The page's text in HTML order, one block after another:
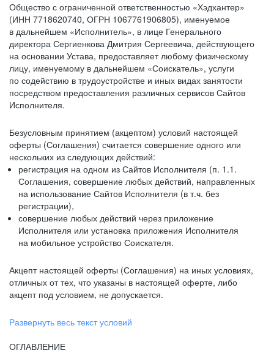
Общество с ограниченной ответственностью «Хэдхантер»
(ИНН 7718620740, ОГРН 1067761906805), именуемое
в дальнейшем «Исполнитель», в лице Генерального
директора Сергиенкова Дмитрия Сергеевича, действующего
на основании Устава, предоставляет любому физическому
лицу, именуемому в дальнейшем «Соискатель», услуги
по содействию в трудоустройстве и иных видах занятости
посредством предоставления различных сервисов Сайтов
Исполнителя.
Безусловным принятием (акцептом) условий настоящей
оферты (Соглашения) считается совершение одного или
нескольких из следующих действий:
регистрация на одном из Сайтов Исполнителя (п. 1.1.
Соглашения, совершение любых действий, направленных
на использование Сайтов Исполнителя (в т.ч. без
регистрации),
совершение любых действий через приложение
Исполнителя или установка приложения Исполнителя
на мобильное устройство Соискателя.
Акцепт настоящей оферты (Соглашения) на иных условиях,
отличных от тех, что указаны в настоящей оферте, либо
акцепт под условием, не допускается.
Развернуть весь текст условий
ОГЛАВЛЕНИЕ